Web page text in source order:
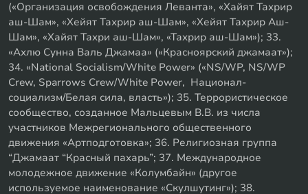
(«Организация освобождения Леванта», «Хайят Тахрир
аш-Шам», «Хейят Тахрир аш-Шам», «Хейят Тахрир Аш-
Шам», «Хайят Тахри аш-Шам», «Тахрир аш-Шам»); 33.
«Ахлю Сунна Валь Джамаа» («Красноярский джамаат»);
34. «National Socialism/White Power» («NS/WP, NS/WP
Crew, Sparrows Crew/White Power, Национал-
социализм/Белая сила, власть»); 35. Террористическое
сообщество, созданное Мальцевым В.В. из числа
участников Межрегионального общественного
движения «Артподготовка»; 36. Религиозная группа
“Джамаат “Красный пахарь”; 37. Международное
молодежное движение «Колумбайн» (другое
используемое наименование «Скулшутинг»); 38.